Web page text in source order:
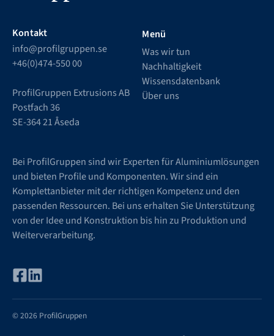
Kontakt
info@profilgruppen.se
+46(0)474-550 00
ProfilGruppen Extrusions AB
Postfach 36
SE-364 21 Åseda
Menü
Was wir tun
Nachhaltigkeit
Wissensdatenbank
Über uns
Bei ProfilGruppen sind wir Experten für Aluminiumlösungen
und bieten Profile und Komponenten. Wir sind ein
Komplettanbieter mit der richtigen Kompetenz und den
passenden Ressourcen. Bei uns erhalten Sie Unterstützung
von der Idee und Konstruktion bis hin zu Produktion und
Weiterverarbeitung.
© 2026 ProfilGruppen